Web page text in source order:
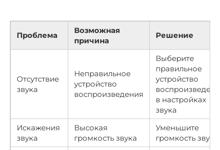
Проблема
Возможная
причина
Решение
Отсутствие
звука
Неправильное
устройство
воспроизведения
Выберите
правильное
устройство
в настройках
звука
Искажения
звука
Высокая
громкость звука
Уменьшите
громкость звука